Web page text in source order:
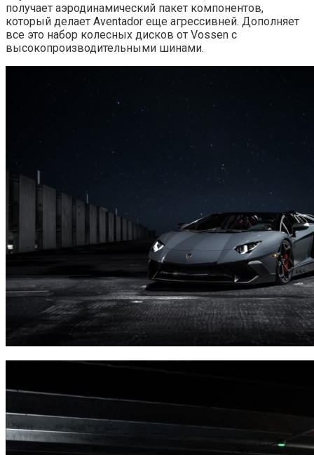
получает аэродинамический пакет компонентов,
который делает Aventador еще агрессивней. Дополняет
все это набор колесных дисков от Vossen с
высокопроизводительными шинами.